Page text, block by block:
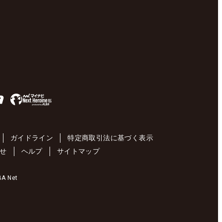
ガイドライン
特定商取引法に基づく表示
ヘルプ サイトマップ
Net